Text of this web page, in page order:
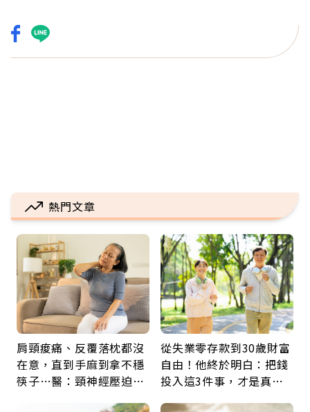
熱門文章
肩頸痠痛、反覆落枕都沒
在意，直到手麻到拿不穩
筷子…醫：頸神經壓迫上
從失業零存款到30歲財富
自由！他終於明白：把錢
投入這3件事，才是真正